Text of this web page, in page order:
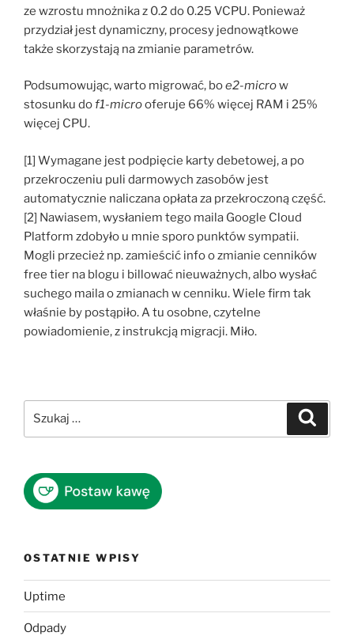
ze wzrostu mnożnika z 0.2 do 0.25 VCPU. Ponieważ
przydział jest dynamiczny, procesy jednowątkowe
także skorzystają na zmianie parametrów.
Podsumowując, warto migrować, boe2-microw
stosunku dof1-microoferuje 66% więcej RAM i 25%
więcej CPU.
[1] Wymagane jest podpięcie karty debetowej, a po
przekroczeniu puli darmowych zasobów jest
automatycznie naliczana opłata za przekroczoną część.
[2] Nawiasem, wysłaniem tego maila Google Cloud
Platform zdobyło u mnie sporo punktów sympatii.
Mogli przecież np. zamieścić info o zmianie cenników
free tier na blogu i billować nieuważnych, albo wysłać
suchego maila o zmianach w cenniku. Wiele firm tak
właśnie by postąpiło. A tu osobne, czytelne
powiadomienie, z instrukcją migracji. Miło.
OSTATNIE WPISY
Uptime
Odpady